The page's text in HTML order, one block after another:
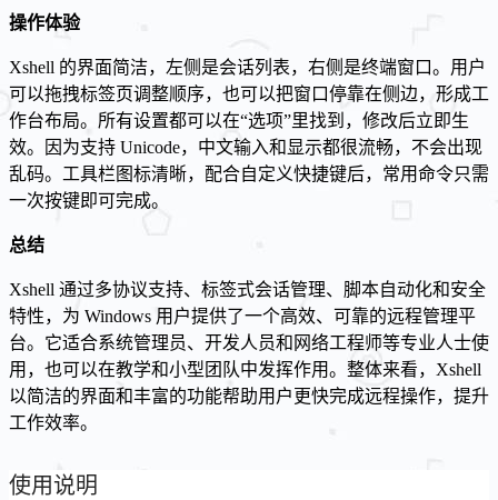
操作体验
Xshell 的界面简洁，左侧是会话列表，右侧是终端窗口。用户
可以拖拽标签页调整顺序，也可以把窗口停靠在侧边，形成工
作台布局。所有设置都可以在“选项”里找到，修改后立即生
效。因为支持 Unicode，中文输入和显示都很流畅，不会出现
乱码。工具栏图标清晰，配合自定义快捷键后，常用命令只需
一次按键即可完成。
总结
Xshell 通过多协议支持、标签式会话管理、脚本自动化和安全
特性，为 Windows 用户提供了一个高效、可靠的远程管理平
台。它适合系统管理员、开发人员和网络工程师等专业人士使
用，也可以在教学和小型团队中发挥作用。整体来看，Xshell
以简洁的界面和丰富的功能帮助用户更快完成远程操作，提升
工作效率。
使用说明